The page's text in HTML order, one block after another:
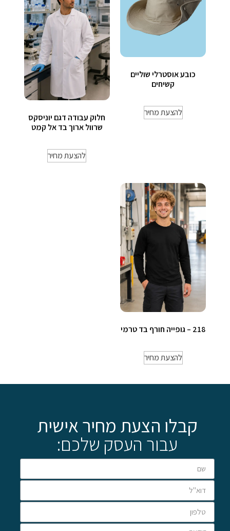
כובע אוסטרלי שוליים
קשיחים
להצעת מחיר
חלוק עבודה דגם יוניסקס
שרוול ארוך בד אל קמט
להצעת מחיר
218 – גופייה חורף בד טרמי
להצעת מחיר
קבלו הצעת מחיר אישית
עבור העסק שלכם: